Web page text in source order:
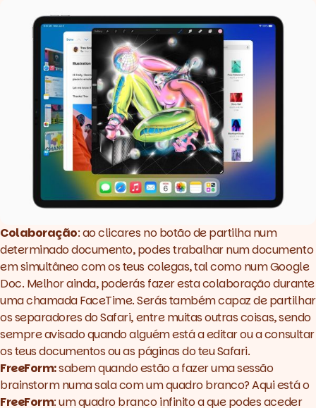
Colaboração: ao clicares no botão de partilha num
determinado documento, podes trabalhar num documento
em simultâneo com os teus colegas, tal como num Google
Doc. Melhor ainda, poderás fazer esta colaboração durante
uma chamada FaceTime. Serás também capaz de partilhar
os separadores do Safari, entre muitas outras coisas, sendo
sempre avisado quando alguém está a editar ou a consultar
os teus documentos ou as páginas do teu Safari.
FreeForm:sabem quando estão a fazer uma sessão
brainstormnuma sala com um quadro branco? Aqui está o
FreeForm: um quadro branco infinito a que podes aceder